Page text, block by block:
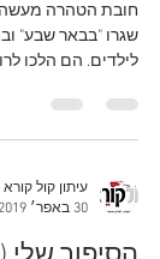
חובת הטהרה מעשה
לילדים. הם הלכו
עיתון קול קורא
30 באפר׳ 2019